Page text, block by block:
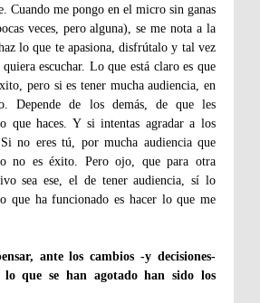
Cuando me pongo en el micro sin ganas
veces, pero alguna), se me nota a la
lo que te apasiona, disfrútalo y tal vez
escuchar. Lo que está claro es que
pero si es tener mucha audiencia, en
Depende de los demás, de que les
que haces. Y si intentas agradar a los
no eres tú, por mucha audiencia que
no es éxito. Pero ojo, que para otra
sea ese, el de tener audiencia, sí lo
que ha funcionado es hacer lo que me
ante los cambios -y decisiones-
lo que se han agotado han sido los